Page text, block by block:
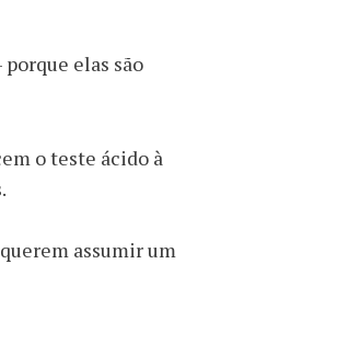
elas são
o teste ácido à
assumir um